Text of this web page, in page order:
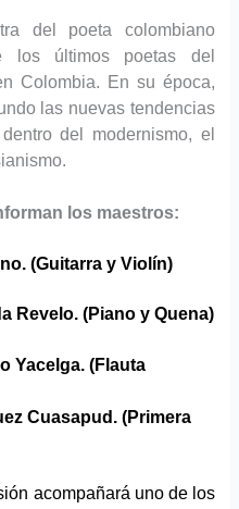
del poeta colombiano
los últimos poetas del
Colombia. En su época,
las nuevas tendencias
del modernismo, el
los maestros:
(Guitarra y Violín)
Revelo. (Piano y Quena)
Yacelga. (Flauta
Cuasapud. (Primera
acompañará uno de los